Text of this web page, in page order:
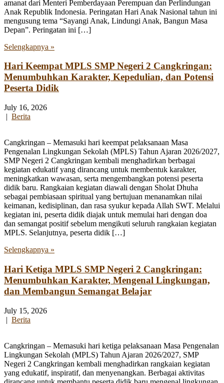
amanat dari Menteri Pemberdayaan Perempuan dan Perlindungan
Anak Republik Indonesia. Peringatan Hari Anak Nasional tahun ini
mengusung tema “Sayangi Anak, Lindungi Anak, Bangun Masa
Depan”. Peringatan ini […]
Selengkapnya »
Hari Keempat MPLS SMP Negeri 2 Cangkringan:
Menumbuhkan Karakter, Kepedulian, dan Potensi
Peserta Didik
July 16, 2026
| Berita
Cangkringan – Memasuki hari keempat pelaksanaan Masa
Pengenalan Lingkungan Sekolah (MPLS) Tahun Ajaran 2026/2027,
SMP Negeri 2 Cangkringan kembali menghadirkan berbagai
kegiatan edukatif yang dirancang untuk membentuk karakter,
meningkatkan wawasan, serta mengembangkan potensi peserta
didik baru. Rangkaian kegiatan diawali dengan Sholat Dhuha
sebagai pembiasaan spiritual yang bertujuan menanamkan nilai
keimanan, kedisiplinan, dan rasa syukur kepada Allah SWT. Melalui
kegiatan ini, peserta didik diajak untuk memulai hari dengan doa
dan semangat positif sebelum mengikuti seluruh rangkaian kegiatan
MPLS. Selanjutnya, peserta didik […]
Selengkapnya »
Hari Ketiga MPLS SMP Negeri 2 Cangkringan:
Menumbuhkan Karakter, Mengenal Lingkungan,
dan Membangun Semangat Belajar
July 15, 2026
| Berita
Cangkringan – Memasuki hari ketiga pelaksanaan Masa Pengenalan
Lingkungan Sekolah (MPLS) Tahun Ajaran 2026/2027, SMP
Negeri 2 Cangkringan kembali menghadirkan rangkaian kegiatan
yang edukatif, inspiratif, dan menyenangkan. Berbagai aktivitas